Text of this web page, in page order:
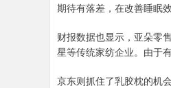
期待有落差，在改善睡眠
财报数据也显示，亚朵零
星等传统家纺企业。由于
京东则抓住了乳胶枕的机